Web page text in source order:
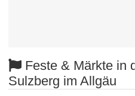
Feste & Märkte in
Sulzberg im Allgäu